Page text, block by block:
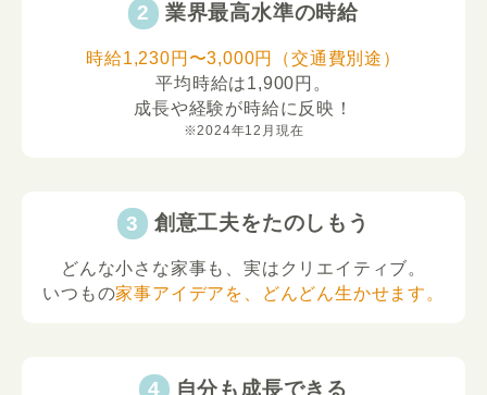
業界最高水準の時給
時給1,230円〜3,000円（交通費別途）
平均時給は1,900円。
成長や経験が時給に反映！
※2024年12月現在
創意工夫をたのしもう
どんな小さな家事も、実はクリエイティブ。
いつもの家事アイデアを、どんどん生かせます。
自分も成長できる